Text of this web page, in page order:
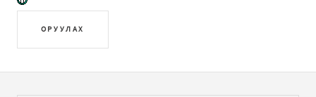
ОРУУЛАХ